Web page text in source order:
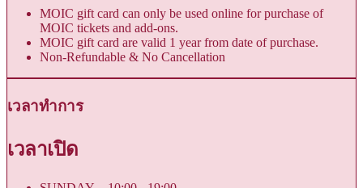
MOIC gift card can only be used online for purchase of
MOIC tickets and add-ons.
MOIC gift card are valid 1 year from date of purchase.
Non-Refundable & No Cancellation
เวลาทำการ
เวลาเปิด